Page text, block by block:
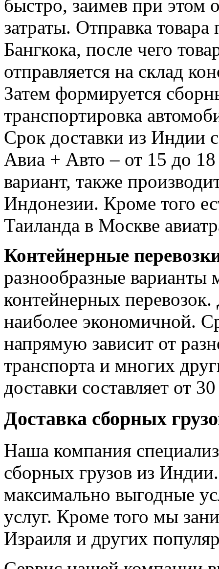
быстро, заимев при этом
затраты. Отправка
Бангкока, после чего
отправляется на склад
Затем формируется
транспортировка
Срок доставки из Индии
Авиа + Авто – от 15 до
вариант, также
Индонезии. Кроме того
Таиланда в Москве
Контейнерные
разнообразные варианты
контейнерных перевозок.
наиболее экономичной.
напрямую зависит от
транспорта и многих
доставки составляет от
Доставка сборных
Наша компания
сборных грузов из
максимально выгодные
услуг. Кроме того мы
Израиля и других